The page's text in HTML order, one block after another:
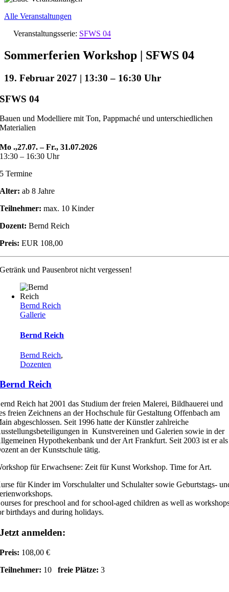
Alle Veranstaltungen
Veranstaltungsserie: SFWS 04
Sommerferien Workshop | SFWS 04
19. Februar 2027 | 13:30 – 16:30
SFWS 04
Bauen und Modelliere mit Ton, Pappmaché und unterschiedlichen
Materialien
Mo .,27.07. – Fr., 31.07.2026
13:30 – 16:30 Uhr
5 Termine
Alter: ab 8 Jahre
Teilnehmer: max. 10 Kinder
Dozent: Bernd Reich
Preis: EUR 108,00
Getränk und Pausenbrot nicht vergessen!
Bernd Reich
Gallerie
Bernd Reich
Bernd Reich,
Dozenten
Bernd Reich
Reich hat 2001 das Studium der freien Malerei, Bildhauerei und
freien Zeichnens an der Hochschule für Gestaltung Offenbach am
abgeschlossen. Seit 1996 hatte der Künstler zahlreiche
in Kunstvereinen und Galerien sowie in der
Hypothekenbank und der Art Frankfurt. Seit 2003 ist er als
an der Kunstschule tätig.
für Erwachsene: Zeit für Kunst Workshop. Time for Art.
für Kinder im Vorschulalter und Schulalter sowie Geburtstags-
for preschool and for school-aged children as well as
birthdays and during holidays.
Jetzt anmelden:
Preis: 108,00 €
Teilnehmer: 10freie Plätze: 3